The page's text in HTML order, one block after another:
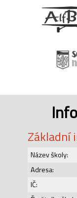
Základní
Název školy:
Adresa:
IČ: